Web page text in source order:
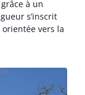
à un
s’inscrit
vers la